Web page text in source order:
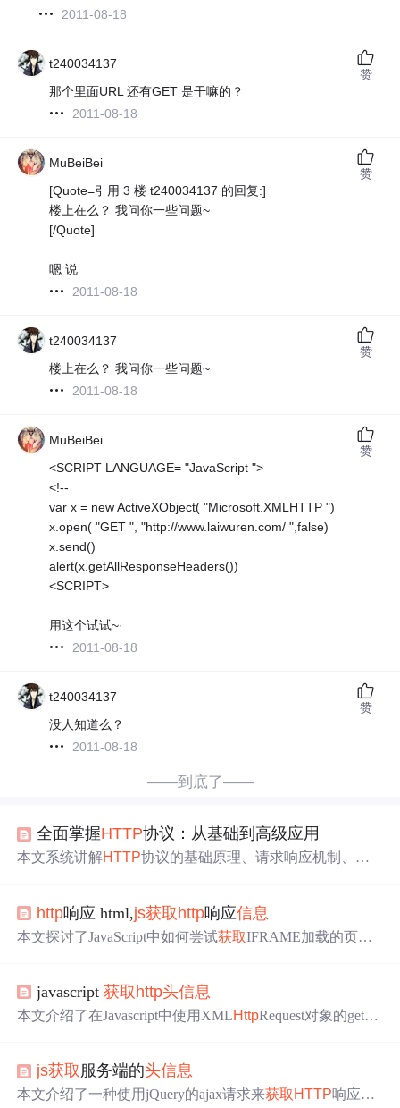
2011-08-18
t240034137
那个里面URL 还有GET 是干嘛的？
2011-08-18
赞
MuBeiBei
[Quote=引用 3 楼 t240034137 的回复:]
楼上在么？ 我问你一些问题~
[/Quote]
嗯 说
2011-08-18
赞
t240034137
楼上在么？ 我问你一些问题~
2011-08-18
赞
MuBeiBei
<SCRIPT LANGUAGE= "JavaScript ">
<!--
var x = new ActiveXObject( "Microsoft.XMLHTTP ")
x.open( "GET ", "http://www.laiwuren.com/ ",false)
x.send()
alert(x.getAllResponseHeaders())
<SCRIPT>
用这个试试~·
2011-08-18
赞
t240034137
没人知道么？
2011-08-18
赞
——到底了——
全面掌握HTTP协议：从基础到高级应用
本文系统讲解HTTP协议的基础原理、请求响应机制、
头
言代码实例，帮助开发者全面提升HTTP
战能力。
http响应 html,js获取http响应信息
本文探讨了JavaScript中如何尝试获取IFRAME加载的页面
介绍了使用JavaScript进行页面间
用GET参数和存储属性。
javascript获取http头信息
本文介绍了在Javascript中使用XMLHttpRequest对象的getRe
制，无法完整获取所有头部信息
js获取 服务端的头信息
本文介绍了一种使用jQuery的ajax请求来获取 HTTP响应头